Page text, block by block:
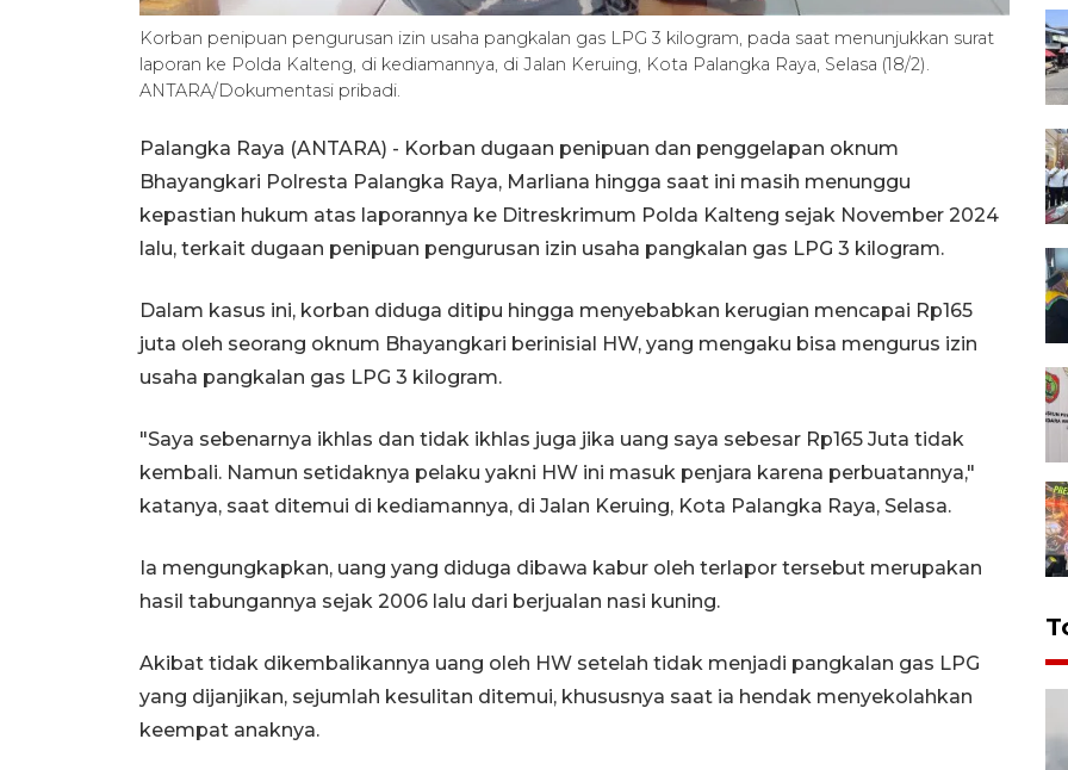
Korban penipuan pengurusan izin usaha pangkalan gas LPG 3 kilogram, pada saat menunjukkan surat
laporan ke Polda Kalteng, di kediamannya, di Jalan Keruing, Kota Palangka Raya, Selasa (18/2).
ANTARA/Dokumentasi pribadi.
Palangka Raya (ANTARA) - Korban dugaan penipuan dan penggelapan oknum
Bhayangkari Polresta Palangka Raya, Marliana hingga saat ini masih menunggu
kepastian hukum atas laporannya ke Ditreskrimum Polda Kalteng sejak November 2024
lalu, terkait dugaan penipuan pengurusan izin usaha pangkalan gas LPG 3 kilogram.
Dalam kasus ini, korban diduga ditipu hingga menyebabkan kerugian mencapai Rp165
juta oleh seorang oknum Bhayangkari berinisial HW, yang mengaku bisa mengurus izin
usaha pangkalan gas LPG 3 kilogram.
"Saya sebenarnya ikhlas dan tidak ikhlas juga jika uang saya sebesar Rp165 Juta tidak
kembali. Namun setidaknya pelaku yakni HW ini masuk penjara karena perbuatannya,"
katanya, saat ditemui di kediamannya, di Jalan Keruing, Kota Palangka Raya, Selasa.
Ia mengungkapkan, uang yang diduga dibawa kabur oleh terlapor tersebut merupakan
hasil tabungannya sejak 2006 lalu dari berjualan nasi kuning.
Akibat tidak dikembalikannya uang oleh HW setelah tidak menjadi pangkalan gas LPG
yang dijanjikan, sejumlah kesulitan ditemui, khususnya saat ia hendak menyekolahkan
keempat anaknya.